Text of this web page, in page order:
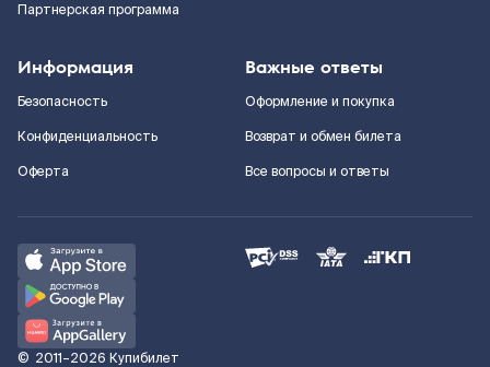
Партнерская программа
Информация
Безопасность
Конфиденциальность
Оферта
Важные ответы
Оформление и покупка
Возврат и обмен билета
Все вопросы и ответы
© 2011–2026 Купибилет